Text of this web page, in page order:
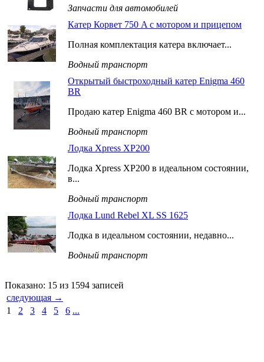
Запчасти для автомобилей
Катер Корвет 750 A с мотором и прицепом
Полная комплектация катера включает...
Водный транспорт
Открытый быстроходный катер Enigma 460
BR
Продаю катер Enigma 460 BR с мотором и...
Водный транспорт
Лодка Xpress XP200
Лодка Xpress XP200 в идеальном состоянии,
в...
Водный транспорт
Лодка Lund Rebel XL SS 1625
Лодка в идеальном состоянии, недавно...
Водный транспорт
Показано: 15 из 1594 записей
следующая →
1
2 3 4 5 6 ...